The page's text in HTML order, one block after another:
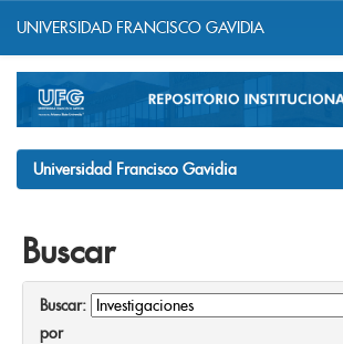
navigation
UNIVERSIDAD FRANCISCO GAVIDIA
Universidad Francisco Gavidia
Buscar
Buscar:
por